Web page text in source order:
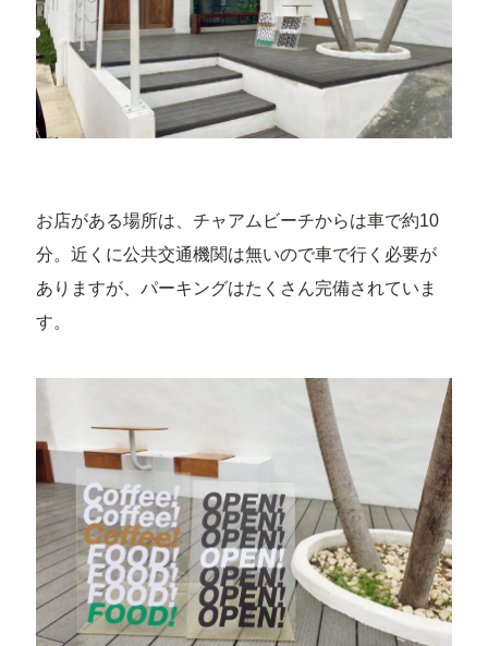
お店がある場所は、チャアムビーチからは車で約10
分。近くに公共交通機関は無いので車で行く必要が
ありますが、パーキングはたくさん完備されていま
す。